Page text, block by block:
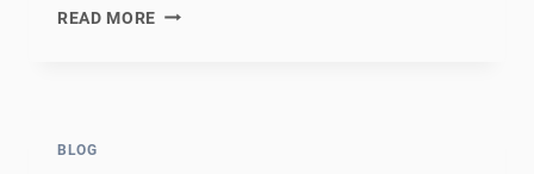
READ MORE REVOLUTIONIZING
BLOG